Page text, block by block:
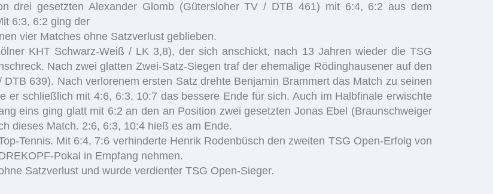
drei gesetzten Alexander Glomb (Gütersloher TV / DTB 461) mit 6:4, 6:2 aus dem
6:3, 6:2 ging der
vier Matches ohne Satzverlust geblieben.
KHT Schwarz-Weiß / LK 3,8), der sich anschickt, nach 13 Jahren wieder die TSG
Nach zwei glatten Zwei-Satz-Siegen traf der ehemalige Rödinghausener auf den
639). Nach verlorenem ersten Satz drehte Benjamin Brammert das Match zu seinen
er schließlich mit 4:6, 6:3, 10:7 das bessere Ende für sich. Auch im Halbfinale erwischte
eins ging glatt mit 6:2 an den an Position zwei gesetzten Jonas Ebel (Braunschweiger
dieses Match. 2:6, 6:3, 10:4 hieß es am Ende.
Tennis. Mit 6:4, 7:6 verhinderte Henrik Rodenbüsch den zweiten TSG Open-Erfolg von
Pokal in Empfang nehmen.
Satzverlust und wurde verdienter TSG Open-Sieger.